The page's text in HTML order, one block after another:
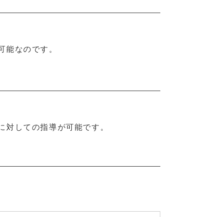
なのです。
しての指導が可能です。